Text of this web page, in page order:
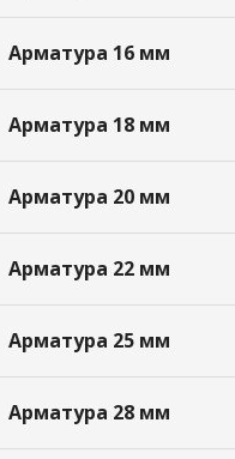
Арматура 16 мм
Арматура 18 мм
Арматура 20 мм
Арматура 22 мм
Арматура 25 мм
Арматура 28 мм